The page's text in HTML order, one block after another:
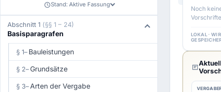
Stand: Aktive Fassung
Abschnitt 1 (§§ 1 – 24)
Basisparagrafen
§ 1–Bauleistungen
§ 2–Grundsätze
§ 3–Arten der Vergabe
9c
VOB/A
Noch
LOKAL ·